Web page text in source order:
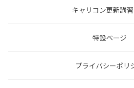
キャリコン更新講
特設ページ
プライバシーポリ